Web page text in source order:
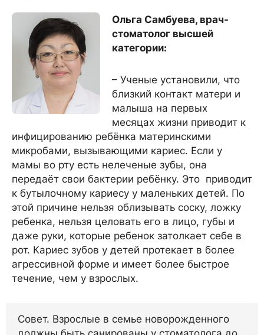
Ольга Самбуева, врач-
стоматолог высшей
категории:
– Ученые установили, что
близкий контакт матери и
малыша на первых
месяцах жизни приводит к
инфицированию ребёнка материнскими
микробами, вызывающими кариес. Если у
мамы во рту есть нелеченые зубы, она
передаёт свои бактерии ребёнку. Это приводит
к бутылочному кариесу у маленьких детей. По
этой причине нельзя облизывать соску, ложку
ребенка, нельзя целовать его в лицо, губы и
даже руки, которые ребенок затолкает себе в
рот. Кариес зубов у детей протекает в более
агрессивной форме и имеет более быстрое
течение, чем у взрослых.
Совет. Взрослые в семье новорожденного